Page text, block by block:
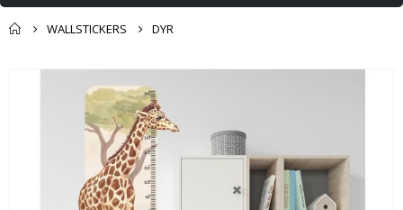
WALLSTICKERS DYR
Andre kjøpte
produkter